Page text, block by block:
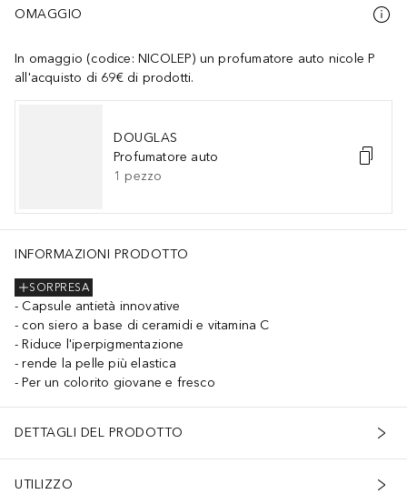
OMAGGIO
In omaggio (codice: NICOLEP) un profumatore auto nicole P
all'acquisto di 69€ di prodotti.
DOUGLAS
Profumatore auto
1 pezzo
INFORMAZIONI PRODOTTO
SORPRESA
Capsule antietà innovative
con siero a base di ceramidi e vitamina C
Riduce l'iperpigmentazione
rende la pelle più elastica
Per un colorito giovane e fresco
DETTAGLI DEL PRODOTTO
UTILIZZO